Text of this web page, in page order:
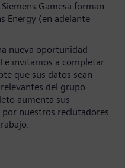
Gamesa forman
Energy (en adelante
nueva oportunidad
invitamos a completar
que sus datos sean
del grupo
aumenta sus
nuestros reclutadores